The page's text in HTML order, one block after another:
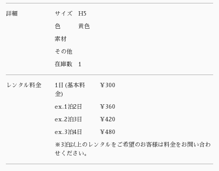
詳細 サイズ H5
色 黄色
素材
その他
在庫数 1
レンタル料金
1日(基本料
金)
¥300
ex.1泊2日 ¥360
ex.2泊3日 ¥420
ex.3泊4日 ¥480
※3泊以上のレンタルをご希望のお客様は料金をお問い合わ
せください。